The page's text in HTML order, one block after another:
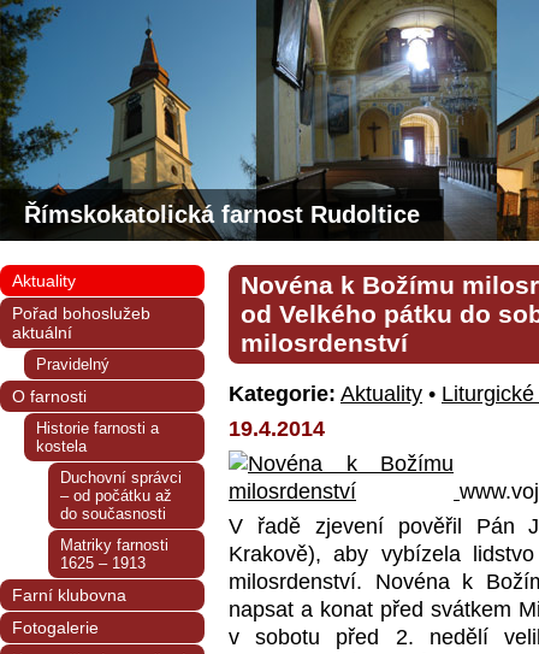
Římskokatolická farnost Rudoltice
Novéna k Božímu
od Velkého pátku do
milosrdenství
Kategorie: Aktuality •
19.4.2014
V řadě zjevení pověřil Pán
Krakově), aby vybízela
milosrdenství. Novéna k
napsat a konat před svátkem
v sobotu před 2. nedělí
Aktuality
Pořad bohoslužeb
aktuální
Pravidelný
O farnosti
Historie farnosti a
kostela
Duchovní správci
– od počátku až
do současnosti
Matriky farnosti
1625 – 1913
Farní klubovna
Fotogalerie